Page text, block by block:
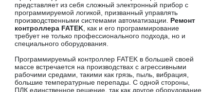
представляет из себя сложный электронный прибор с
программируемой логикой, призванный управлять
производственными системами автоматизации. Ремонт
контроллера FATEK , как и его программирование
требует не только профессионального подхода, но и
специального оборудования.
Программируемый контроллер FATEK в большей своей
массе встречается на производствах с агрессивными
рабочими средами, такими как грязь, пыль, вибрация,
большие температурные перепады. С одной стороны,
ПЛК единственное решение, так как другое оборудование